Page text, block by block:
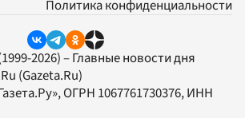
Политика конфиденциальности
2026) – Главные новости дня
(Gazeta.Ru)
, ОГРН 1067761730376, ИНН